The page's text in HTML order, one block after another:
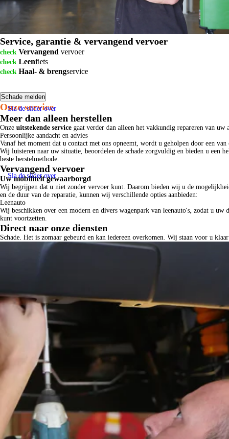
Service, garantie & vervangend vervoer
check Vervangend vervoer
check Leenfiets
check Haal- & brengservice
Schade melden
Onze service
Meer dan alleen herstellen
Onze uitstekende service gaat verder dan alleen het vakkundig repareren van
Sla de slider over
Persoonlijke aandacht en advies
Vanaf het moment dat u contact met ons opneemt, wordt u geholpen door een van
Wij luisteren naar uw situatie, beoordelen de schade zorgvuldig en bieden u een
beste herstelmethode.
Vervangend vervoer
Uw mobiliteit gewaarborgd
Wij begrijpen dat u niet zonder vervoer kunt. Daarom bieden wij u de
en de duur van de reparatie, kunnen wij verschillende opties aanbieden:
Sla de slider over
Leenauto
Wij beschikken over een modern en divers wagenpark van leenauto's, zodat u uw
kunt voortzetten.
Direct naar onze diensten
Schade. Het is zomaar gebeurd en kan iedereen overkomen. Wij staan voor u